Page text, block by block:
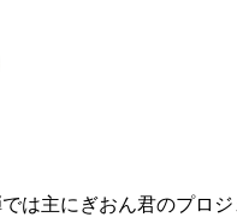
では主にぎおん君のプロ